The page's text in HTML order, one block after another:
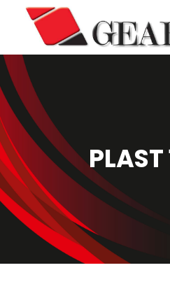
HOME
ENTERPRISE
KNOW-HOW
NOS SECTEURS
CONTACTEZ
NEWS ET ÉVÉNEMENTS
DOWNLOAD